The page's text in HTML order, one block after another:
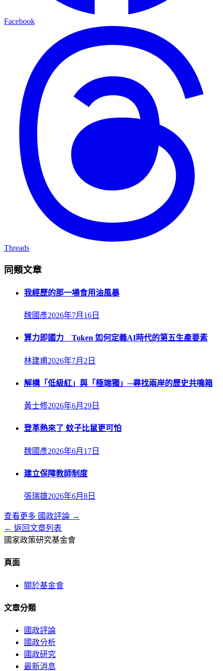
Facebook
Threads
同類文章
我經歷的那一場食用油風暴
魏國彥2026年7月16日
算力即國力 Token 如何定義AI時代的第五生產要素
林建甫2026年7月2日
解構「低級紅」與「極端獨」─尋找兩岸的歷史共鳴箱
黃士修2026年6月29日
登革熱來了 蚊子比鼠更可怕
魏國彥2026年6月17日
建立保障教師制度
張瑞雄2026年6月8日
查看更多 國政評論 →
← 返回文章列表
國家政策研究基金會
頁面
關於基金會
文章分類
國政評論
國政分析
國政研究
最新消息